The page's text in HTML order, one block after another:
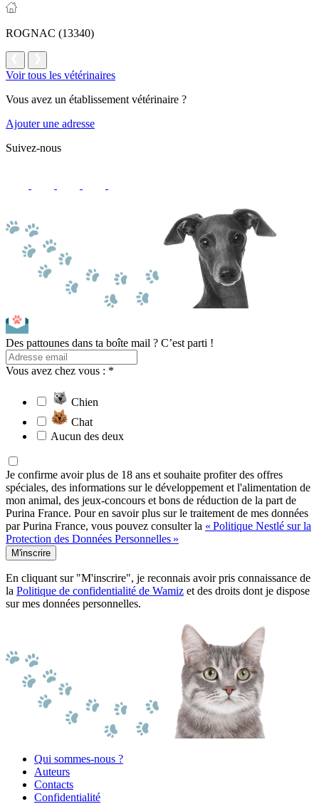
ROGNAC (13340)
Voir tous les vétérinaires
Vous avez un établissement vétérinaire ?
Ajouter une adresse
Suivez-nous
Des pattounes dans ta boîte mail ? C’est parti !
Vous avez chez vous : *
Chien
Chat
Aucun des deux
Je confirme avoir plus de 18 ans et souhaite profiter des offres
spéciales, des informations sur le développement et l'alimentation de
mon animal, des jeux-concours et bons de réduction de la part de
Purina France. Pour en savoir plus sur le traitement de mes données
par Purina France, vous pouvez consulter la « Politique Nestlé sur la
Protection des Données Personnelles »
M'inscrire
En cliquant sur "M'inscrire", je reconnais avoir pris connaissance de
la Politique de confidentialité de Wamiz et des droits dont je dispose
sur mes données personnelles.
Qui sommes-nous ?
Auteurs
Contacts
Confidentialité